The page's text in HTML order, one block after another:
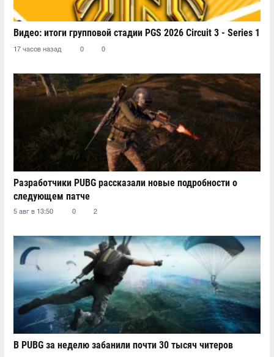
Видео: итоги групповой стадии PGS 2026 Circuit 3 - Series 1
17 часов назад 0 0
Разработчики PUBG рассказали новые подробности о
следующем патче
5 авг в 13:50 0 2
В PUBG за неделю забанили почти 30 тысяч читеров